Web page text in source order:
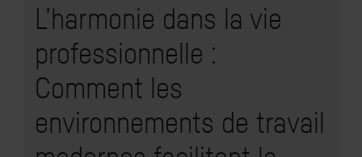
L’harmonie dans la vie
professionnelle :
Comment les
environnements de travail